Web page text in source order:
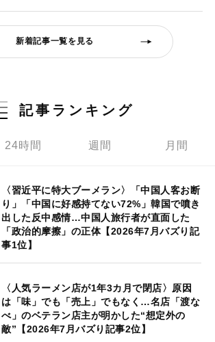
新着記事一覧を見る
記事ランキング
24時間 週間 月間
〈習近平に特大ブーメラン〉「中国人客お断
り」「中国に好感持てない72%」韓国で噴き
出した反中感情…中国人旅行者が直面した
「政治的摩擦」の正体【2026年7月バズり記
事1位】
〈人気ラーメン店が1年3カ月で閉店〉原因
は「味」でも「売上」でもなく…名店「渡な
べ」のベテラン店主が明かした“想定外の
敵”【2026年7月バズり記事2位】